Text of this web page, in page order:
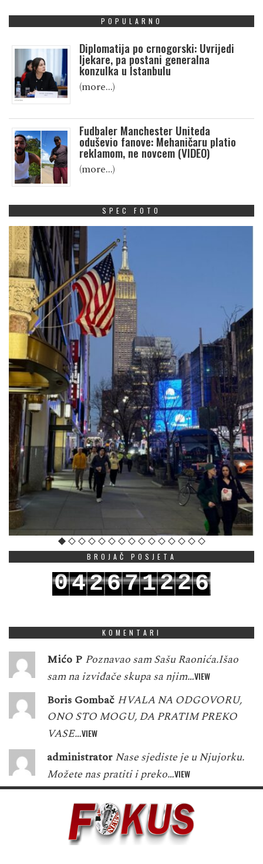
POPULARNO
Diplomatija po crnogorski: Uvrijedi
ljekare, pa postani generalna
konzulka u Istanbulu
(more…)
Fudbaler Manchester Uniteda
oduševio fanove: Mehaničaru platio
reklamom, ne novcem (VIDEO)
(more…)
SPEC FOTO
BROJAČ POSJETA
042671226
KOMENTARI
Mićo P Poznavao sam Sašu Raonića.Išao
sam na izviđače skupa sa njim…VIEW
Boris Gombač HVALA NA ODGOVORU,
ONO STO MOGU, DA PRATIM PREKO
VASE…VIEW
administrator Nase sjediste je u Njujorku.
Možete nas pratiti i preko…VIEW